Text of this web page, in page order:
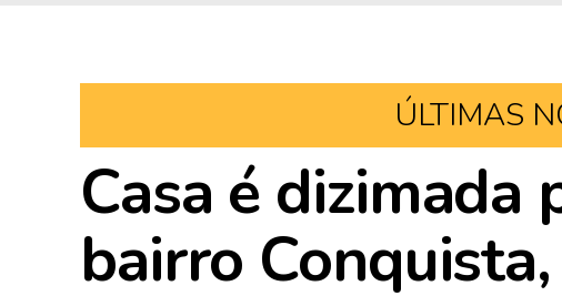
ÚLTIMAS
Casa é dizimada
bairro